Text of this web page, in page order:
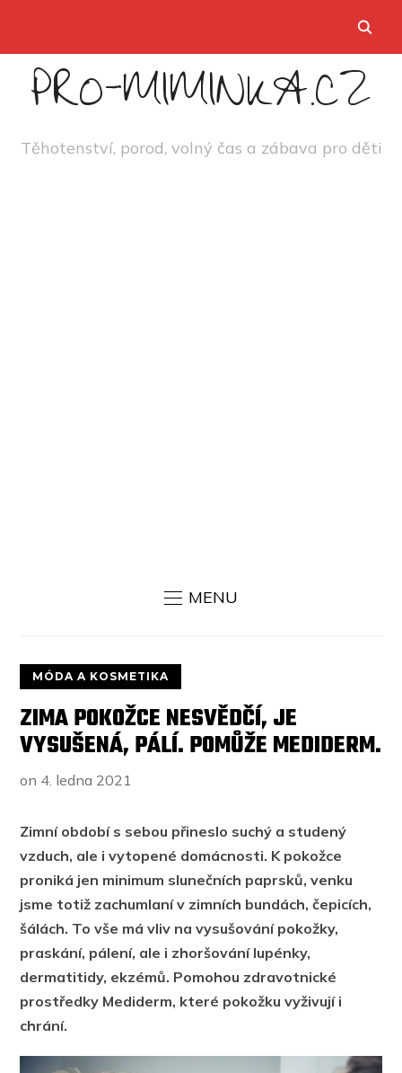
PRO-MIMINKA.CZ
Těhotenství, porod, volný čas a zábava pro děti
MENU
MÓDA A KOSMETIKA
ZIMA POKOŽCE NESVĚDČÍ, JE
VYSUŠENÁ, PÁLÍ. POMŮŽE MEDIDERM.
on 4. ledna 2021
Zimní období s sebou přineslo suchý a studený
vzduch, ale i vytopené domácnosti. K pokožce
proniká jen minimum slunečních paprsků, venku
jsme totiž zachumlaní v zimních bundách, čepicích,
šálách. To vše má vliv na vysušování pokožky,
praskání, pálení, ale i zhoršování lupénky,
dermatitidy, ekzémů. Pomohou zdravotnické
prostředky Mediderm, které pokožku vyživují i
chrání.